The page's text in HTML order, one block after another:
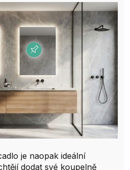
je naopak ideální
dodat své koupelně